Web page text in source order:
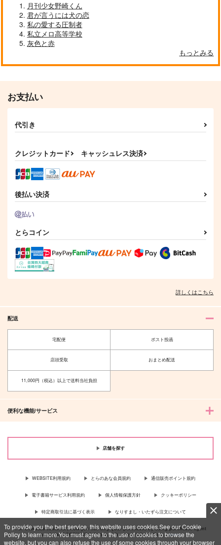
To provide you the best service, this website uses cookies.See our Cookie
Policy to learn more.You must agree to the use of cookies to browse the
website, but you can also refuse the use of some cookies through your browser
月刊少女野崎くん
君が言うには犬の恋
私の愛する圧制者
私立メロ高等学校
灰色と赤
もっとみる
お支払い
代引き
クレジットカード キャッシュレス決済
後払い決済
とらコイン
詳しくはこちら
配送
宅配便 ポスト投函
店頭受取 おまとめ配送
11,000円（税込）以上で送料当社負担
便利な機能/サービス
店舗を探す
WEBSITE利用規約 とらのあな会員規約 通信販売ポイント規約
電子書籍サービス利用規約 個人情報保護方針 クッキーポリシー
特定商取引法に基づく表示 なりすまし・いたずら注文について
For Overseas customer, now you can ship your purchases by using purchases agent
services “AOCS”! Click {more…} for more information …more